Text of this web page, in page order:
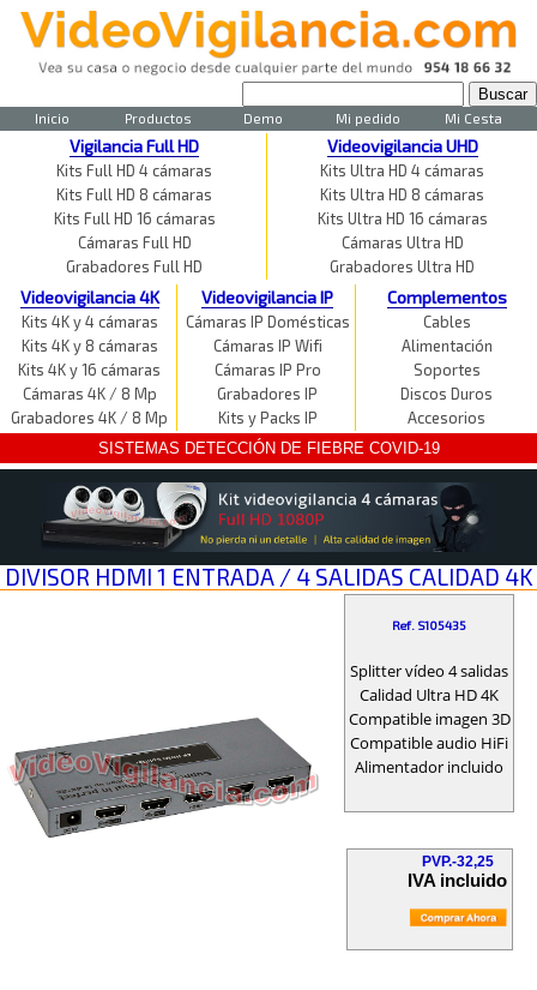
Inicio Productos Demo Mi pedido Mi Cesta
Vigilancia Full HD
Kits Full HD 4 cámaras
Kits Full HD 8 cámaras
Kits Full HD 16 cámaras
Cámaras Full HD
Grabadores Full HD
Videovigilancia UHD
Kits Ultra HD 4 cámaras
Kits Ultra HD 8 cámaras
Kits Ultra HD 16 cámaras
Cámaras Ultra HD
Grabadores Ultra HD
Videovigilancia 4K
Kits 4K y 4 cámaras
Kits 4K y 8 cámaras
Kits 4K y 16 cámaras
Cámaras 4K / 8 Mp
Grabadores 4K / 8 Mp
Videovigilancia IP
Cámaras IP Domésticas
Cámaras IP Wifi
Cámaras IP Pro
Grabadores IP
Kits y Packs IP
Complementos
Cables
Alimentación
Soportes
Discos Duros
Accesorios
SISTEMAS DETECCIÓN DE FIEBRE COVID-19
DIVISOR HDMI 1 ENTRADA / 4 SALIDAS CALIDAD 4K
Ref. S105435
Splitter vídeo 4 salidas
Calidad Ultra HD 4K
Compatible imagen 3D
Compatible audio HiFi
Alimentador incluido
PVP.-32,25
IVA incluido